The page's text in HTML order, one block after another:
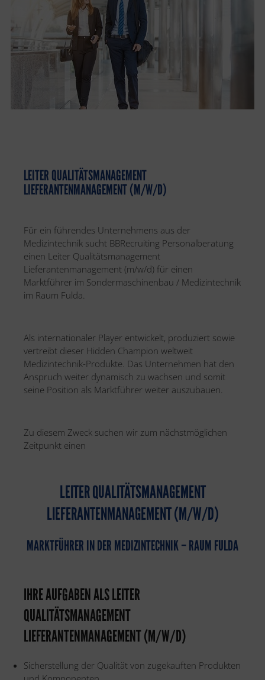
LEITER QUALITÄTSMANAGEMENT
LIEFERANTENMANAGEMENT (M/W/D)
Für ein führendes Unternehmens aus der
Medizintechnik sucht BBRecruiting Personalberatung
einen Leiter Qualitätsmanagement
Lieferantenmanagement (m/w/d) für einen
Marktführer im Sondermaschinenbau / Medizintechnik
im Raum Fulda.
Als internationaler Player entwickelt, produziert sowie
vertreibt dieser Hidden Champion weltweit
Medizintechnik-Produkte. Das Unternehmen hat den
Anspruch weiter dynamisch zu wachsen und somit
seine Position als Marktführer weiter auszubauen.
Zu diesem Zweck suchen wir zum nächstmöglichen
Zeitpunkt einen
LEITER QUALITÄTSMANAGEMENT
LIEFERANTENMANAGEMENT (M/W/D)
MARKTFÜHRER IN DER MEDIZINTECHNIK – RAUM FULDA
IHRE AUFGABEN ALS LEITER
QUALITÄTSMANAGEMENT
LIEFERANTENMANAGEMENT (M/W/D)
Sicherstellung der Qualität von zugekauften Produkten